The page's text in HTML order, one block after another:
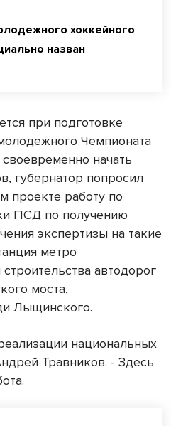
хоккейного
назван
при подготовке
Чемпионата
начать
губернатор попросил
проекте работу по
ПСД по получению
экспертизы на такие
метро
автодорог
моста,
Лыщинского.
национальных
Травников. - Здесь